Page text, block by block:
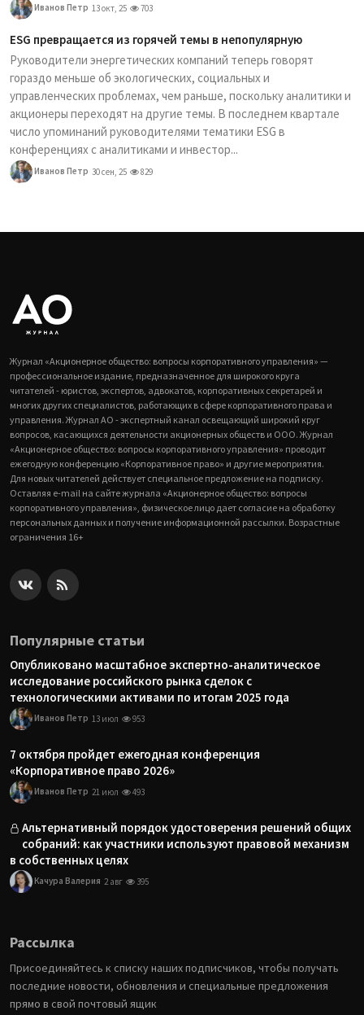
Иванов Петр 13 окт, 25 703
ESG превращается из горячей темы в непопулярную
Руководители энергетических компаний теперь говорят
гораздо меньше об экологических, социальных и
управленческих проблемах, чем раньше, поскольку аналитики и
акционеры переходят на другие темы. В последнем квартале
число упоминаний руководителями тематики ESG в
конференциях с аналитиками и инвестор...
Иванов Петр 30 сен, 25 829
Журнал «Акционерное общество: вопросы корпоративного управления» —
профессиональное издание, предназначенное для широкого круга
читателей - юристов, экспертов, адвокатов, корпоративных секретарей и
многих других специалистов, работающих в сфере корпоративного права и
управления. Журнал АО - экспертный канал освещающий широкий круг
вопросов, касающихся деятельности акционерных обществ и ООО. Журнал
«Акционерное общество: вопросы корпоративного управления» проводит
ежегодную конференцию «Корпоративное право» и другие мероприятия.
Для новых читателей действует специальное предложение на подписку.
Оставляя e-mail на сайте журнала «Акционерное общество: вопросы
корпоративного управления», физическое лицо дает согласие на обработку
персональных данных и получение информационной рассылки. Возрастные
ограничения 16+
Популярные статьи
Опубликовано масштабное экспертно-аналитическое
исследование российского рынка сделок с
технологическими активами по итогам 2025 года
Иванов Петр 13 июл 953
7 октября пройдет ежегодная конференция
«Корпоративное право 2026»
Иванов Петр 21 июл 493
Альтернативный порядок удостоверения решений общих
собраний: как участники используют правовой механизм
в собственных целях
Качура Валерия 2 авг 395
Рассылка
Присоединяйтесь к списку наших подписчиков, чтобы получать
последние новости, обновления и специальные предложения
прямо в свой почтовый ящик